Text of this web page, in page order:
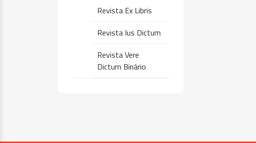
Revista Ex Libris
Revista Ius Dictum
Revista Vere
Dictum Binário